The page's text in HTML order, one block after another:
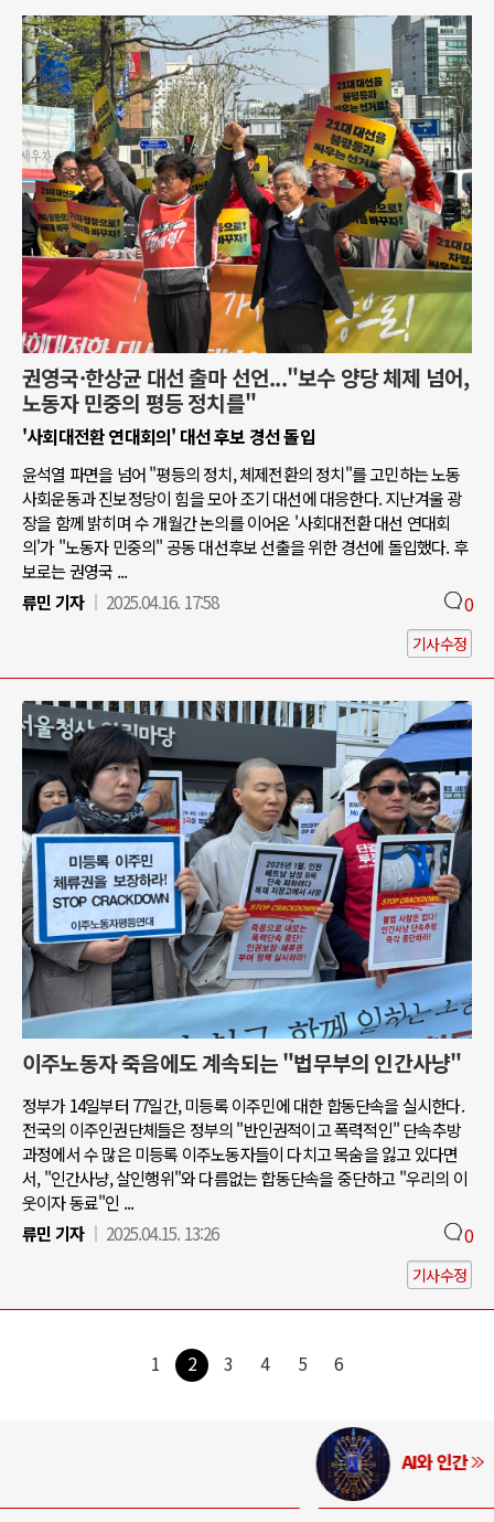
권영국·한상균 대선 출마 선언..."보수 양당 체제 넘어,
노동자 민중의 평등 정치를"
'사회대전환 연대회의' 대선 후보 경선 돌입
윤석열 파면을 넘어 "평등의 정치, 체제전환의 정치"를 고민하는 노동
사회운동과 진보정당이 힘을 모아 조기 대선에 대응한다. 지난겨울 광
장을 함께 밝히며 수 개월간 논의를 이어온 '사회대전환 대선 연대회
의'가 "노동자 민중의" 공동 대선후보 선출을 위한 경선에 돌입했다. 후
보로는 권영국 ...
류민 기자
2025.04.16. 17:58 0
기사수정
이주노동자 죽음에도 계속되는 "법무부의 인간사냥"
정부가 14일부터 77일간, 미등록 이주민에 대한 합동단속을 실시한다.
전국의 이주인권단체들은 정부의 "반인권적이고 폭력적인" 단속추방
과정에서 수 많은 미등록 이주노동자들이 다치고 목숨을 잃고 있다면
서, "인간사냥, 살인행위"와 다름없는 합동단속을 중단하고 "우리의 이
웃이자 동료"인 ...
류민 기자
2025.04.15. 13:26 0
기사수정
1 2 3 4 5 6